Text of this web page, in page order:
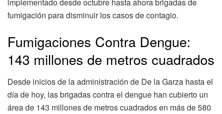
fumigación para disminuir los casos de contagio.
Fumigaciones Contra Dengue:
143 millones de metros cuadrados
Desde inicios de la administración de De la Garza hasta el
día de hoy, las brigadas contra el dengue han cubierto un
área de 143 millones de metros cuadrados en más de 580